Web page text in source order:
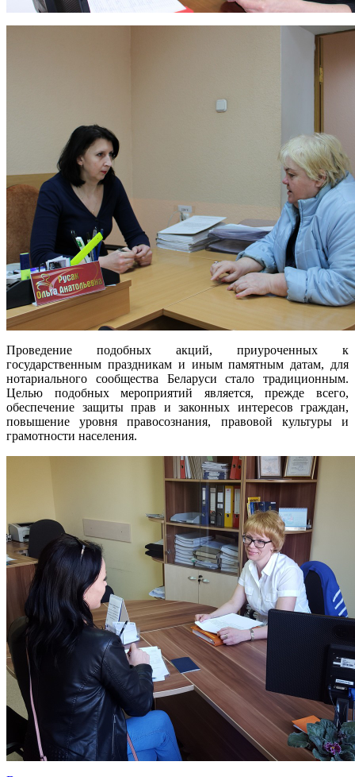
Проведение подобных акций, приуроченных к
государственным праздникам и иным памятным датам, для
нотариального сообщества Беларуси стало традиционным.
Целью подобных мероприятий является, прежде всего,
обеспечение защиты прав и законных интересов граждан,
повышение уровня правосознания, правовой культуры и
грамотности населения.